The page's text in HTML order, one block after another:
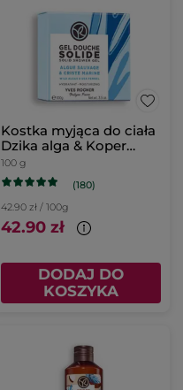
Kostka myjąca do ciała
Dzika alga & Koper
morski
100 g
(180)
42.90 zł / 100g
42.90 zł
DODAJ DO
KOSZYKA